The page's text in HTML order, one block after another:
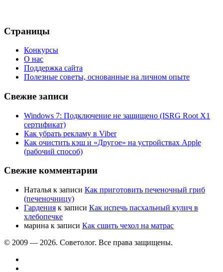
Страницы
Конкурсы
О нас
Поддержка сайта
Полезные советы, основанные на личном опыте
Свежие записи
Windows 7: Подключение не защищено (ISRG Root X1
сертификат)
Как убрать рекламу в Viber
Как очистить кэш и «Другое» на устройствах Apple
(рабочий способ)
Свежие комментарии
Наталья к записи Как приготовить печеночный гриб
(печеночницу)
Гардения к записи Как испечь пасхальный кулич в
хлебопечке
марина к записи Как сшить чехол на матрас
© 2009 — 2026. Советолог. Все права защищены.